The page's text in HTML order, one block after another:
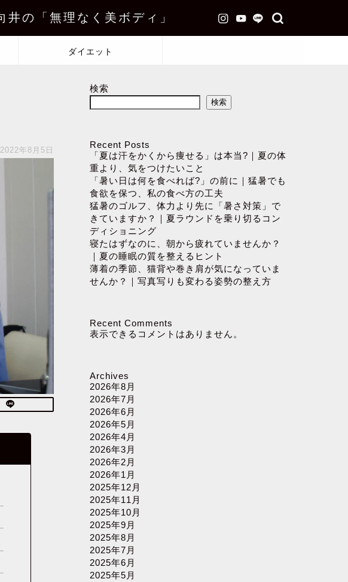
の「無理なく美ボディ」
ダイエット
年8月5日
検索
検索
Recent Posts
「夏は汗をかくから痩せる」は本当?｜夏の体
重より、気をつけたいこと
「暑い日は何を食べれば?」の前に｜猛暑でも
食欲を保つ、私の食べ方の工夫
猛暑のゴルフ、体力より先に「暑さ対策」で
きていますか？｜夏ラウンドを乗り切るコン
ディショニング
寝たはずなのに、朝から疲れていませんか？
｜夏の睡眠の質を整えるヒント
薄着の季節、猫背や巻き肩が気になっていま
せんか？｜写真写りも変わる姿勢の整え方
Recent Comments
表示できるコメントはありません。
Archives
2026年8月
2026年7月
2026年6月
2026年5月
2026年4月
2026年3月
2026年2月
2026年1月
2025年12月
2025年11月
2025年10月
2025年9月
2025年8月
2025年7月
2025年6月
2025年5月